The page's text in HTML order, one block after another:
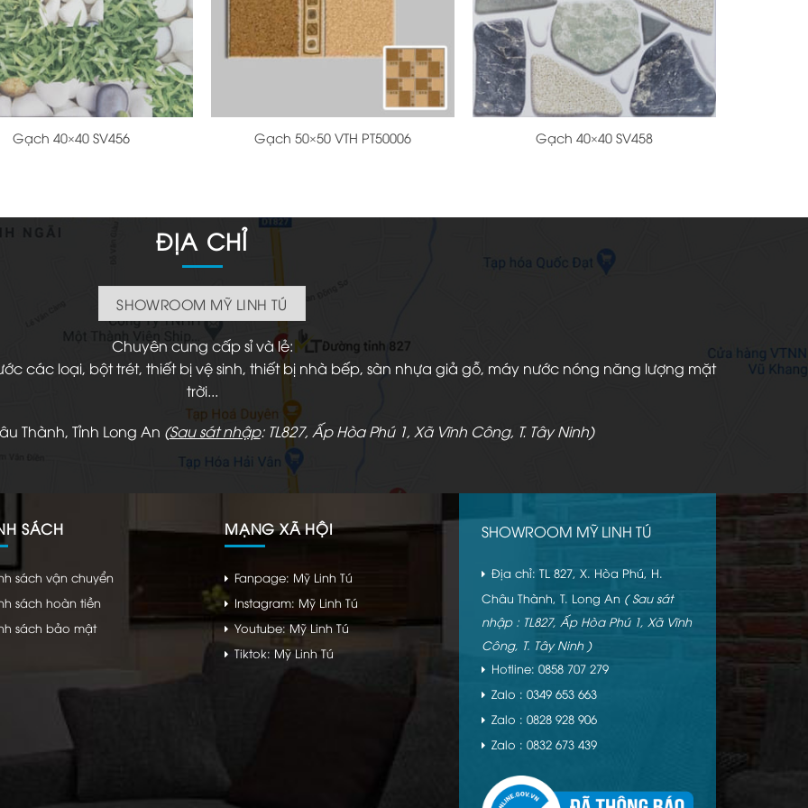
Gạch 40×40 SV456 Gạch 50×50 VTH PT50006
+
Gạch 40×40 SV458
ĐỊA CHỈ
SHOWROOM MỸ LINH TÚ
Chuyên cung cấp sỉ và lẻ:
các loại, bột trét, thiết bị vệ sinh, thiết bị nhà bếp, sàn nhựa giả gỗ, máy nước nóng năng lượng mặt
trời...
Thành, Tỉnh Long An (Sau sát nhập: TL827, Ấp Hòa Phú 1, Xã Vĩnh Công, T. Tây Ninh)
SÁCH
sách vận chuyển
sách hoàn tiền
sách bảo mật
MẠNG XÃ HỘI
Fanpage: Mỹ Linh Tú
Instagram: Mỹ Linh Tú
Youtube: Mỹ Linh Tú
Tiktok: Mỹ Linh Tú
SHOWROOM MỸ LINH TÚ
Địa chỉ: TL 827, X. Hòa Phú, H.
Châu Thành, T. Long An ( Sau sát
nhập : TL827, Ấp Hòa Phú 1, Xã Vĩnh
Công, T. Tây Ninh )
Hotline: 0858 707 279
Zalo : 0349 653 663
Zalo : 0828 928 906
Zalo : 0832 673 439